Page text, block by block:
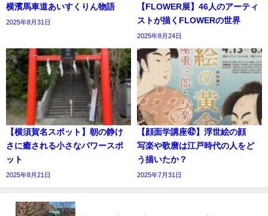
横濱馬車道あいすくりん物語
2025年8月31日
【FLOWER展】46人のアーティ
ストが描くFLOWERの世界
2025年8月24日
【横須賀名スポット】朝の静け
さに癒される小さなパワースポ
ット
2025年8月21日
【顔面学講座㊷】浮世絵の顔
写楽や歌麿は江戸時代の人をど
う描いたか？
2025年7月31日